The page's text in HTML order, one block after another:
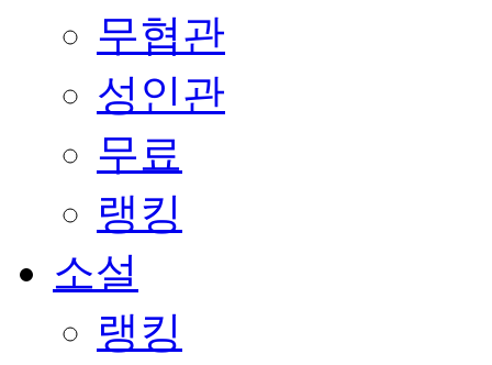
무협관
성인관
무료
랭킹
소설
랭킹